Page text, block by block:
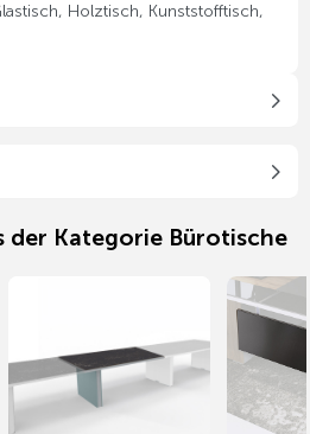
Holztisch, Kunststofftisch,
der Kategorie Bürotische